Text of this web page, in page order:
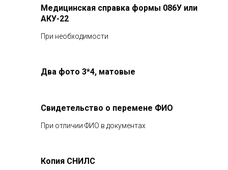
Медицинская справка формы 086У или
АКУ-22
При необходимости
Два фото 3*4, матовые
Свидетельство о перемене ФИО
При отличии ФИО в документах
Копия СНИЛС